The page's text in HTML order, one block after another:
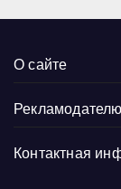
О сайте
Рекламодателю
Контактная